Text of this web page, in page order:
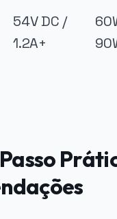
54V DC /
1.2A+